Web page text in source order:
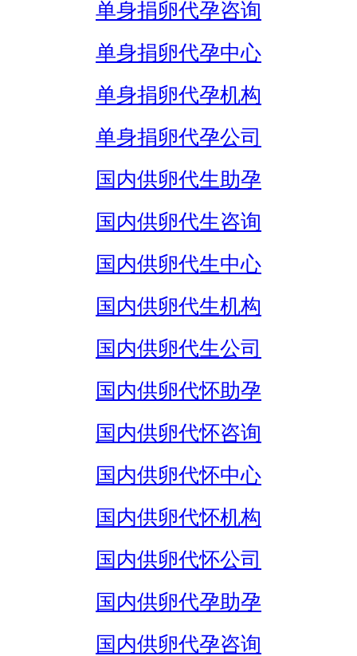
单身捐卵代孕咨询
单身捐卵代孕中心
单身捐卵代孕机构
单身捐卵代孕公司
国内供卵代生助孕
国内供卵代生咨询
国内供卵代生中心
国内供卵代生机构
国内供卵代生公司
国内供卵代怀助孕
国内供卵代怀咨询
国内供卵代怀中心
国内供卵代怀机构
国内供卵代怀公司
国内供卵代孕助孕
国内供卵代孕咨询